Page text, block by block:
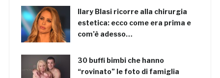
Ilary Blasi ricorre alla chirurgia
estetica: ecco come era prima e
com’è adesso…
30 buffi bimbi che hanno
“rovinato” le foto di famiglia